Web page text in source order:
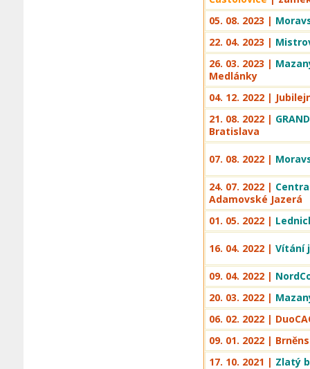
05. 08. 2023 |
22. 04. 2023 |
26. 03. 2023 |
Medlánky
04. 12. 2022 |
21. 08. 2022 |
Bratislava
07. 08. 2022 |
24. 07. 2022 |
Adamovské Jazerá
01. 05. 2022 |
16. 04. 2022 | Vítání
09. 04. 2022 |
20. 03. 2022 |
06. 02. 2022 |
09. 01. 2022 |
17. 10. 2021 | Zlatý